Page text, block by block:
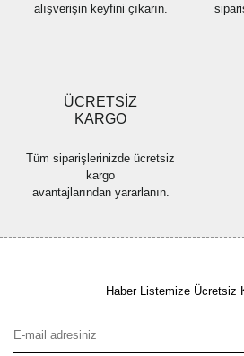
alışverişin keyfini çıkarın.
ÜCRETSİZ
KARGO
Tüm siparişlerinizde ücretsiz
kargo
avantajlarından yararlanın.
Haber Listemize Ücretsiz